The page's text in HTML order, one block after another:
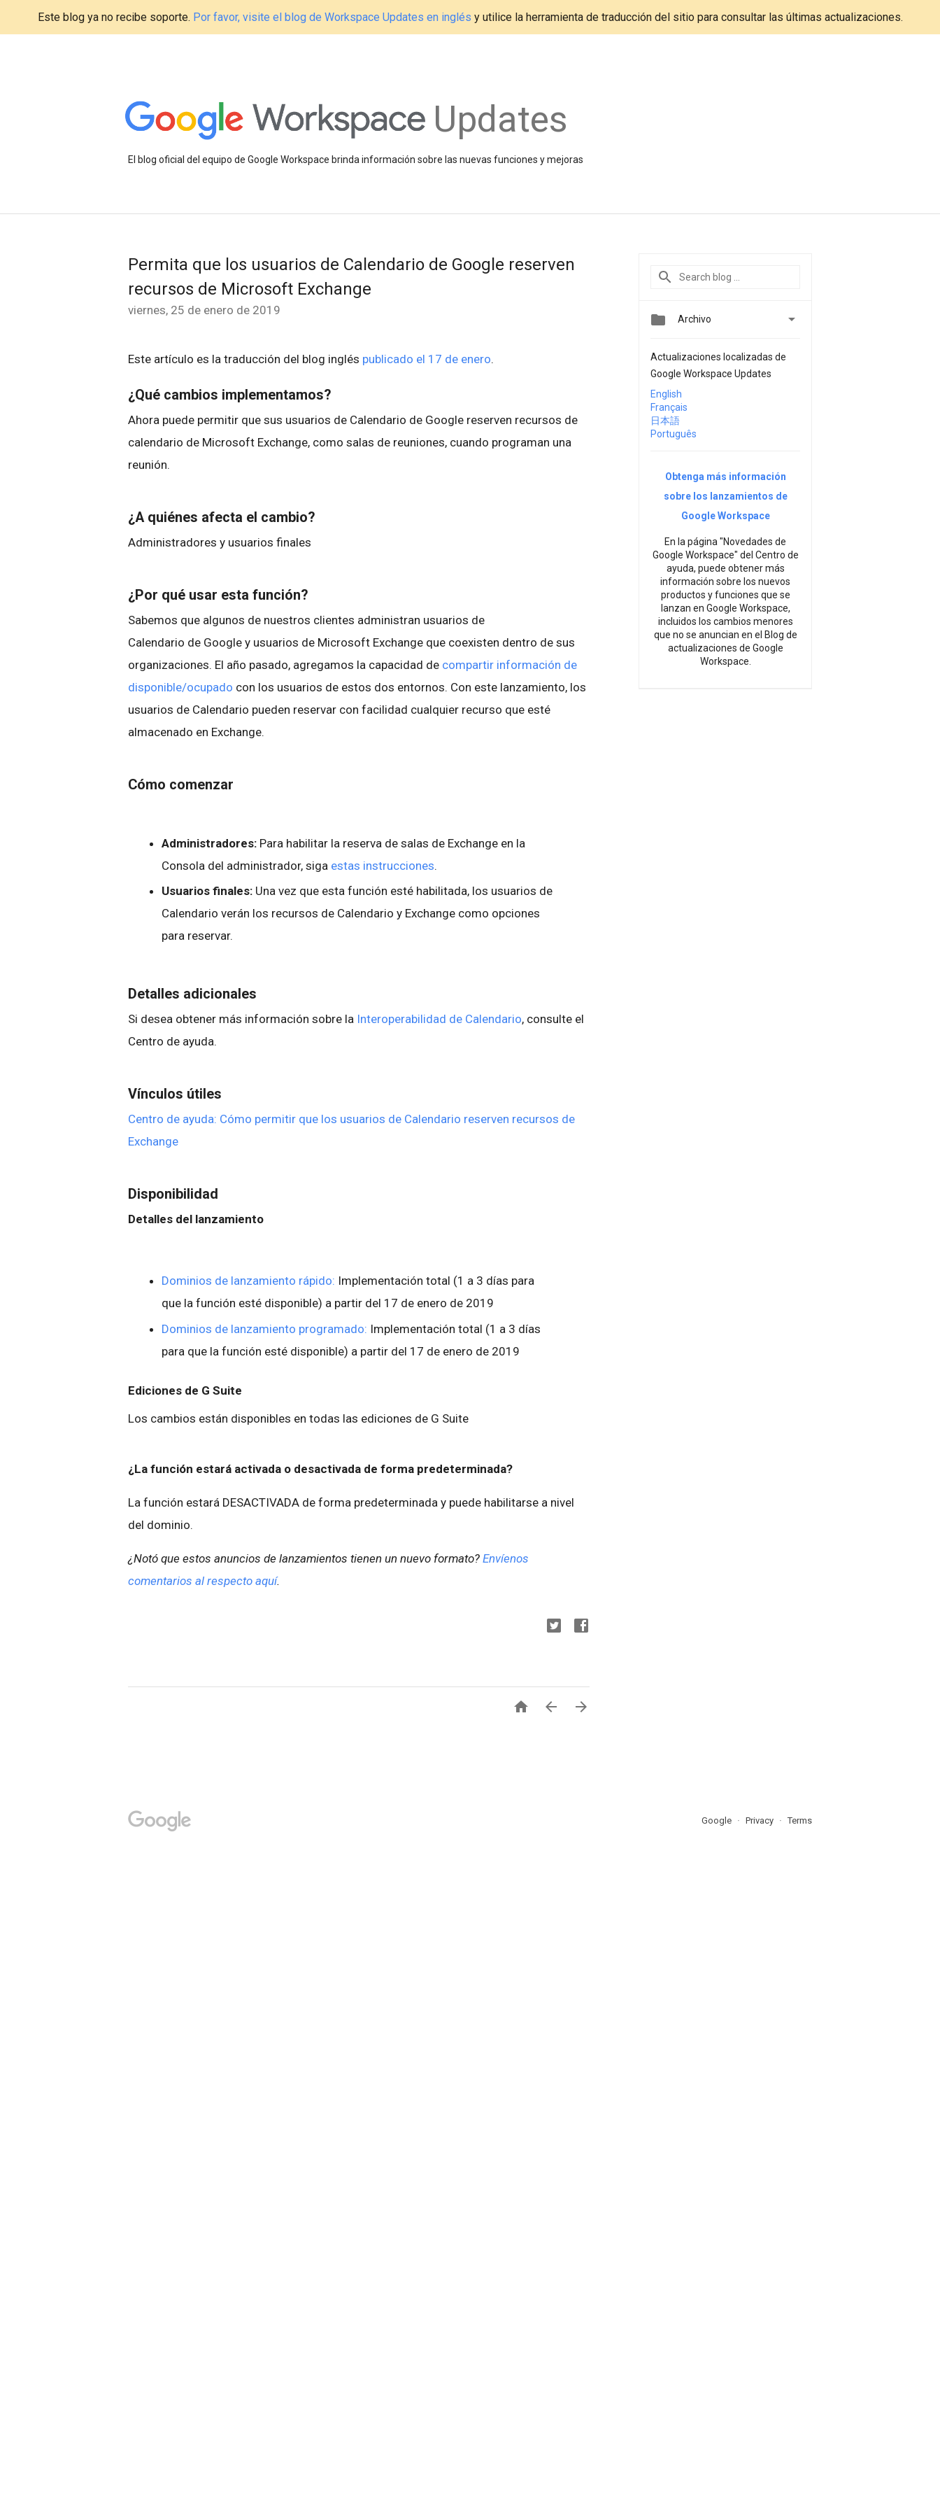
Este blog ya no recibe soporte. Por favor, visite el blog de Workspace Updates en inglés y utilice la herramienta de traducción del sitio para consultar las últimas actualizaciones.
Updates
El blog oficial del equipo de Google Workspace brinda información sobre las nuevas funciones y mejoras
Permita que los usuarios de Calendario de Google reserven
recursos de Microsoft Exchange
viernes, 25 de enero de 2019
Este artículo es la traducción del blog inglés publicado el 17 de enero.
¿Qué cambios implementamos?
Ahora puede permitir que sus usuarios de Calendario de Google reserven recursos de
calendario de Microsoft Exchange, como salas de reuniones, cuando programan una
reunión.
¿A quiénes afecta el cambio?
Administradores y usuarios finales
¿Por qué usar esta función?
Sabemos que algunos de nuestros clientes administran usuarios de
Calendario de Google y usuarios de Microsoft Exchange que coexisten dentro de sus
organizaciones. El año pasado, agregamos la capacidad de compartir información de
disponible/ocupado con los usuarios de estos dos entornos. Con este lanzamiento, los
usuarios de Calendario pueden reservar con facilidad cualquier recurso que esté
almacenado en Exchange.
Cómo comenzar
Administradores: Para habilitar la reserva de salas de Exchange en la
Consola del administrador, siga estas instrucciones.
Usuarios finales: Una vez que esta función esté habilitada, los usuarios de
Calendario verán los recursos de Calendario y Exchange como opciones
para reservar.
Detalles adicionales
Si desea obtener más información sobre la Interoperabilidad de Calendario, consulte el
Centro de ayuda.
Vínculos útiles
Centro de ayuda: Cómo permitir que los usuarios de Calendario reserven recursos de
Exchange
Disponibilidad
Detalles del lanzamiento
Dominios de lanzamiento rápido: Implementación total (1 a 3 días para
que la función esté disponible) a partir del 17 de enero de 2019
Dominios de lanzamiento programado: Implementación total (1 a 3 días
para que la función esté disponible) a partir del 17 de enero de 2019
Ediciones de G Suite
Los cambios están disponibles en todas las ediciones de G Suite
¿La función estará activada o desactivada de forma predeterminada?
La función estará DESACTIVADA de forma predeterminada y puede habilitarse a nivel
del dominio.
¿Notó que estos anuncios de lanzamientos tienen un nuevo formato? Envíenos
comentarios al respecto aquí.
  
 Archivo 
Actualizaciones localizadas de
Google Workspace Updates
English
Français
日本語
Português
Obtenga más información
sobre los lanzamientos de
Google Workspace
En la página "Novedades de
Google Workspace" del Centro de
ayuda, puede obtener más
información sobre los nuevos
productos y funciones que se
lanzan en Google Workspace,
incluidos los cambios menores
que no se anuncian en el Blog de
actualizaciones de Google
Workspace.
Google Privacy Terms